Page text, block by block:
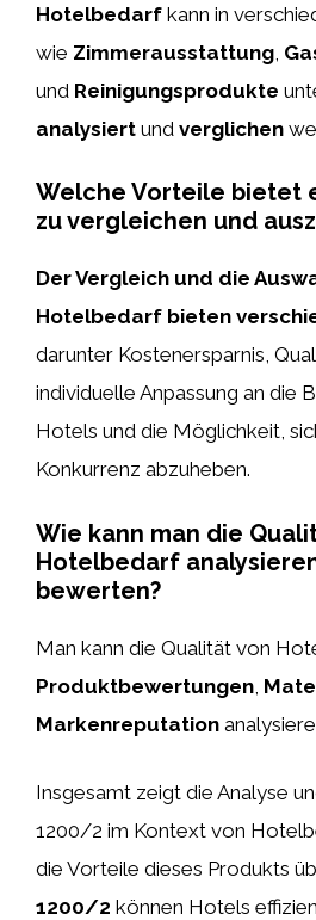
Hotelbedarf kann in
wie Zimmerausstattung
und Reinigungsprodukte
analysiert und verglichen
Welche Vorteile bietet
zu vergleichen und
Der Vergleich und die
Hotelbedarf bieten
darunter Kostenersparnis,
individuelle Anpassung an die
Hotels und die Möglichkeit,
Konkurrenz abzuheben.
Wie kann man die
Hotelbedarf
bewerten?
Man kann die Qualität von
Produktbewertungen
Markenreputation
Insgesamt zeigt die Analyse
1200/2 im Kontext von
die Vorteile dieses Produkts
1200/2 können Hotels